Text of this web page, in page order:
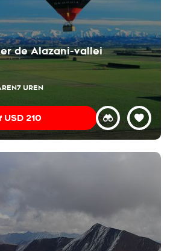
de Alazani-vallei
7 UREN
USD 210